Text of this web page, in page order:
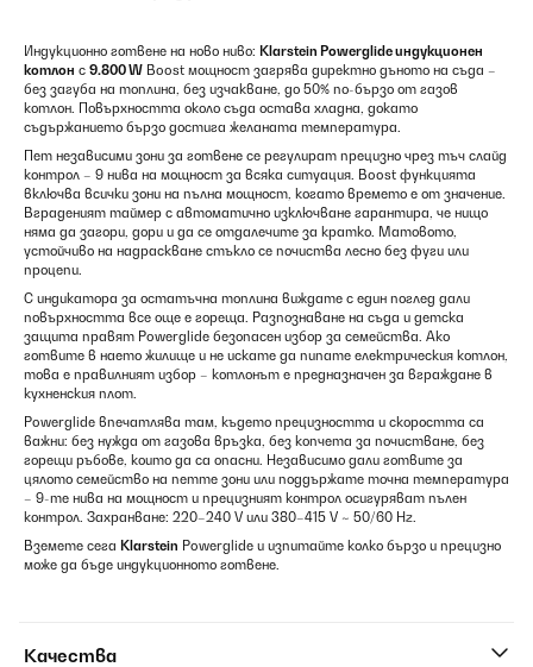
Индукционно готвене на ново ниво: Klarstein Powerglide индукционен
котлон с 9.800 W Boost мощност загрява директно дъното на съда –
без загуба на топлина, без изчакване, до 50% по-бързо от газов
котлон. Повърхността около съда остава хладна, докато
съдържанието бързо достига желаната температура.
Пет независими зони за готвене се регулират прецизно чрез тъч слайд
контрол – 9 нива на мощност за всяка ситуация. Boost функцията
включва всички зони на пълна мощност, когато времето е от значение.
Вграденият таймер с автоматично изключване гарантира, че нищо
няма да загори, дори и да се отдалечите за кратко. Матовото,
устойчиво на надраскване стъкло се почиства лесно без фуги или
процепи.
С индикатора за остатъчна топлина виждате с един поглед дали
повърхността все още е гореща. Разпознаване на съда и детска
защита правят Powerglide безопасен избор за семейства. Ако
готвите в наето жилище и не искате да пипате електрическия котлон,
това е правилният избор – котлонът е предназначен за вграждане в
кухненския плот.
Powerglide впечатлява там, където прецизността и скоростта са
важни: без нужда от газова връзка, без копчета за почистване, без
горещи ръбове, които да са опасни. Независимо дали готвите за
цялото семейство на петте зони или поддържате точна температура
– 9-те нива на мощност и прецизният контрол осигуряват пълен
контрол. Захранване: 220–240 V или 380–415 V ~ 50/60 Hz.
Вземете сега Klarstein Powerglide и изпитайте колко бързо и прецизно
може да бъде индукционното готвене.
Качества